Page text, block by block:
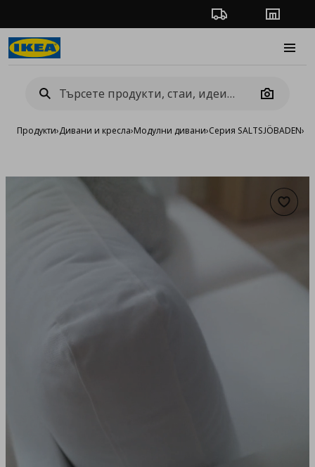
Проследяване на
Camera
Продукти›Дивани и кресла›Модулни дивани›Серия SALTSJÖBADEN›